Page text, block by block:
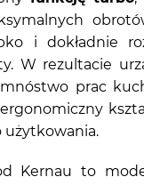
i dokładnie
W rezultacie
prac
użytkowania.
Kernau to